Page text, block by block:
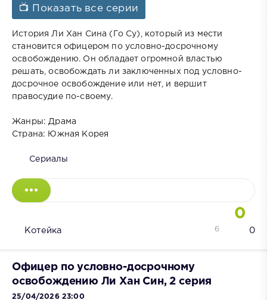
📺 Показать все серии
История Ли Хан Сина (Го Су), который из мести
становится офицером по условно-досрочному
освобождению. Он обладает огромной властью
решать, освобождать ли заключенных под условно-
досрочное освобождение или нет, и вершит
правосудие по-своему.
Жанры: Драма
Страна: Южная Корея
Сериалы
0
Котейка 0
6
Офицер по условно-досрочному
освобождению Ли Хан Син, 2 серия
25/04/2026 23:00